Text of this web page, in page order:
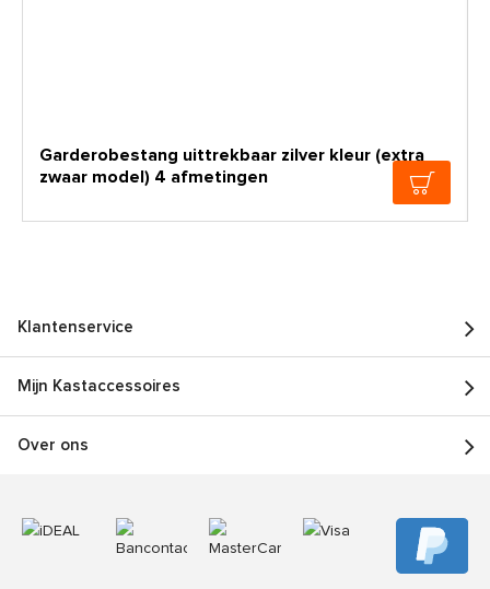
Garderobestang uittrekbaar zilver kleur (extra
zwaar model) 4 afmetingen
Klantenservice
Mijn Kastaccessoires
Over ons